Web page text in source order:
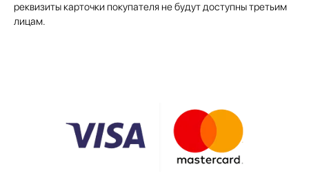
реквизиты карточки покупателя не будут доступны третьим
лицам.